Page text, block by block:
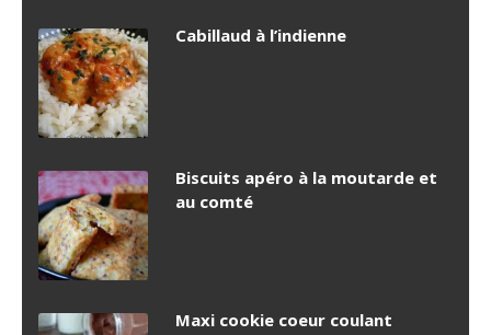
Cabillaud à l’indienne
Biscuits apéro à la moutarde et
au comté
Maxi cookie coeur coulant